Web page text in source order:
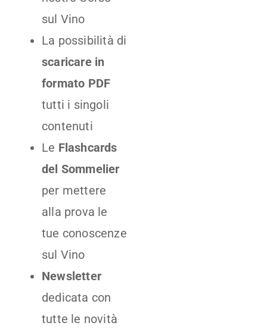
sul Vino
La possibilità di
scaricare in
formato PDF
tutti i singoli
contenuti
Le Flashcards
del Sommelier
per mettere
alla prova le
tue conoscenze
sul Vino
Newsletter
dedicata con
tutte le novità